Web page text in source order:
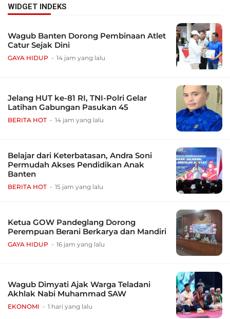
WIDGET INDEKS
Wagub Banten Dorong Pembinaan Atlet
Catur Sejak Dini
GAYA HIDUP 14 jam yang lalu
Jelang HUT ke-81 RI, TNI-Polri Gelar
Latihan Gabungan Pasukan 45
BERITA HOT 14 jam yang lalu
Belajar dari Keterbatasan, Andra Soni
Permudah Akses Pendidikan Anak
Banten
BERITA HOT 15 jam yang lalu
Ketua GOW Pandeglang Dorong
Perempuan Berani Berkarya dan Mandiri
GAYA HIDUP 16 jam yang lalu
Wagub Dimyati Ajak Warga Teladani
Akhlak Nabi Muhammad SAW
EKONOMI 1 hari yang lalu